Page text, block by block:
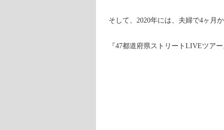
そして、2020年には、夫婦で4ヶ月
『47都道府県ストリートLIVEツア